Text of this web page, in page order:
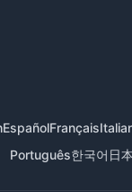
EspañolFrançais
Português한국어 日